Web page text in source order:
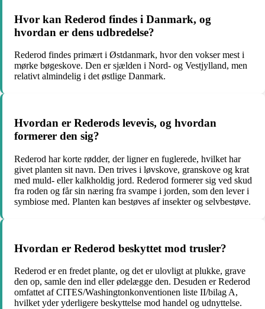
Hvor kan Rederod findes i Danmark, og
hvordan er dens udbredelse?
Rederod findes primært i Østdanmark, hvor den vokser mest i
mørke bøgeskove. Den er sjælden i Nord- og Vestjylland, men
relativt almindelig i det østlige Danmark.
Hvordan er Rederods levevis, og hvordan
formerer den sig?
Rederod har korte rødder, der ligner en fuglerede, hvilket har
givet planten sit navn. Den trives i løvskove, granskove og krat
med muld- eller kalkholdig jord. Rederod formerer sig ved skud
fra roden og får sin næring fra svampe i jorden, som den lever i
symbiose med. Planten kan bestøves af insekter og selvbestøve.
Hvordan er Rederod beskyttet mod trusler?
Rederod er en fredet plante, og det er ulovligt at plukke, grave
den op, samle den ind eller ødelægge den. Desuden er Rederod
omfattet af CITES/Washingtonkonventionen liste II/bilag A,
hvilket yder yderligere beskyttelse mod handel og udnyttelse.